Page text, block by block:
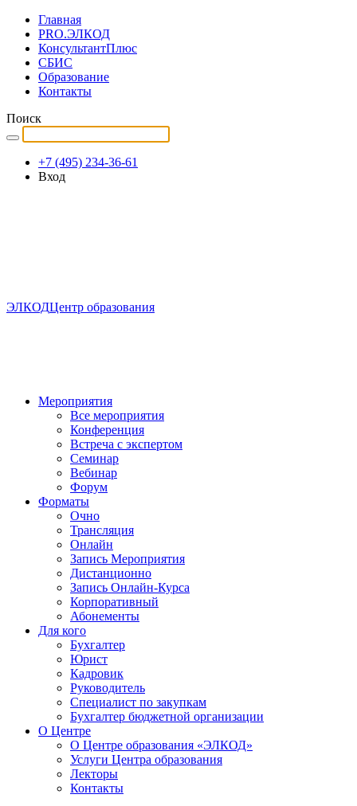
Главная
PRO.ЭЛКОД
КонсультантПлюс
СБИС
Образование
Контакты
Поиск
+7 (495) 234-36-61
Вход
ЭЛКОДЦентр образования
Мероприятия
Все мероприятия
Конференция
Встреча с экспертом
Семинар
Вебинар
Форум
Форматы
Очно
Трансляция
Онлайн
Запись Мероприятия
Дистанционно
Запись Онлайн-Курса
Корпоративный
Абонементы
Для кого
Бухгалтер
Юрист
Кадровик
Руководитель
Специалист по закупкам
Бухгалтер бюджетной организации
О Центре
О Центре образования «ЭЛКОД»
Услуги Центра образования
Лекторы
Контакты